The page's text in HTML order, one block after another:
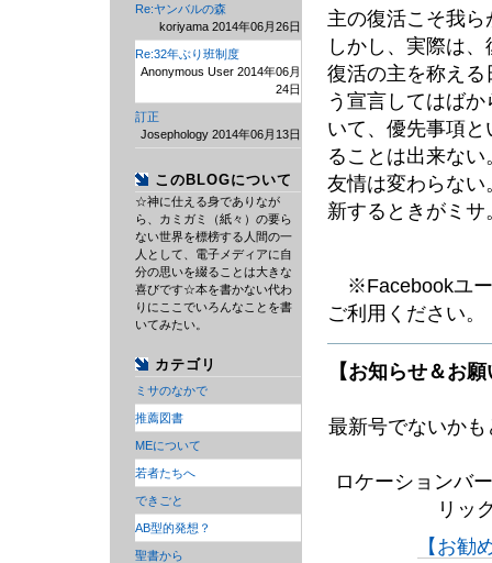
Re:ヤンバルの森
koriyama 2014年06月26日
Re:32年ぶり班制度
Anonymous User 2014年06月
24日
訂正
Josephology 2014年06月13日
このBLOGについて
☆神に仕える身でありなが
ら、カミガミ（紙々）の要ら
ない世界を標榜する人間の一
人として、電子メディアに自
分の思いを綴ることは大きな
喜びです☆本を書かない代わ
りにここでいろんなことを書
いてみたい。
カテゴリ
ミサのなかで
推薦図書
MEについて
若者たちへ
できごと
AB型的発想？
聖書から
主の復活こそ我ら
しかし、実際は
復活の主を称え
う宣言してはば
いて、優先事項
ることは出来な
友情は変わらな
新するときがミサ
※Facebookユー
ご利用ください。
【お知らせ＆お
最新号でないか
ロケーションバ
リッ
【お勧